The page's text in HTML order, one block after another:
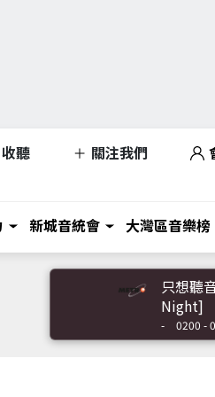
收聽 關注我們
新城音統會 大灣區音樂榜
只想聽
Night]
- 0200 -